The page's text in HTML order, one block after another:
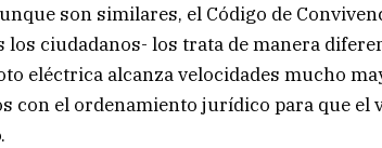
son similares, el Código de
los ciudadanos- los trata de manera
eléctrica alcanza velocidades mucho
con el ordenamiento jurídico para que el